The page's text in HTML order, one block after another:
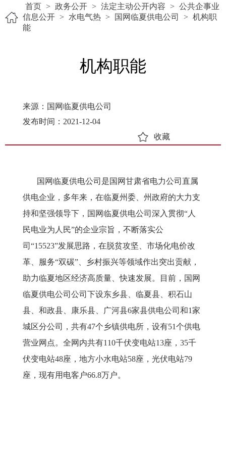
首页 > 政务公开 > 法定主动公开内容 > 公共企事业
信息公开 > 水电气热 > 国网临夏供电公司 > 机构职
能
机构职能
来源：国网临夏供电公司
发布时间：2021-12-04
收藏
国网临夏供电公司是国网甘肃省电力公司直属
供电企业，多年来，在临夏州委、州政府的大力支
持和坚强领导下，国网临夏供电公司深入贯彻“人
民电业为人民”的企业宗旨，不断落实公
司“15523”发展思路，在脱贫攻坚、市场化电价改
革、服务“双碳”、乡村振兴等领域作出突出贡献，
助力临夏地区经济高质量、快速发展。目前，国网
临夏供电公司公司下设东乡县、临夏县、积石山
县、和政县、康乐县、广河县6家县供电公司和1家
城区分公司，共有47个乡镇供电所，设有51个供电
营业网点。全网内共有110千伏变电站13座，35千
伏变电站48座，地方小水电站58座，光伏电站79
座，现有用电客户66.8万户。